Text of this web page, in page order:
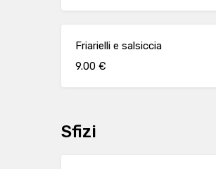
Friarielli e salsiccia
9.00 €
Sfizi